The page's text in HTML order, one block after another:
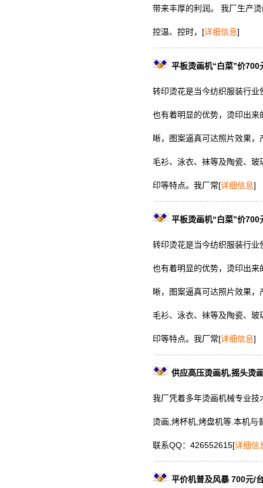
带来丰厚的利润。 我厂生产
控温、控时， [详细信息]
平板烫画机“白菜”价700
转印烫花是当今纺织服装行
也有着明显的优势，烫印出
晰，图案逼真可达照片效果
毛衫、泳衣、袜等及陶瓷、
印等特点。我厂常[详细信息]
平板烫画机“白菜”价700
转印烫花是当今纺织服装行
也有着明显的优势，烫印出
晰，图案逼真可达照片效果
毛衫、泳衣、袜等及陶瓷、
印等特点。我厂常[详细信息]
供应高压烫画机,摇头烫
我厂凭着多年烫画机械专业
烫画,烤杯机,烤盘机等.本机与
联系QQ：426552615[详细信
平价机普及风暴 700元/